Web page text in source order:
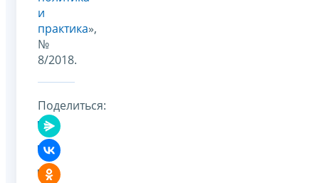
и
практика»,
№
8/2018.
Поделиться: